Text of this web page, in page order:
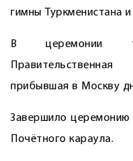
гимны Туркменистана
В церемонии
прибывшая в Москву
Завершило церемонию
Почётного караула.